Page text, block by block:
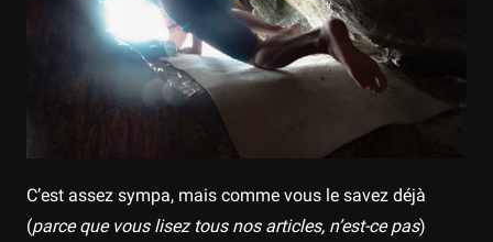
C’est assez sympa, mais comme vous le savez déjà
(parce que vous lisez tous nos articles, n’est-ce pas)